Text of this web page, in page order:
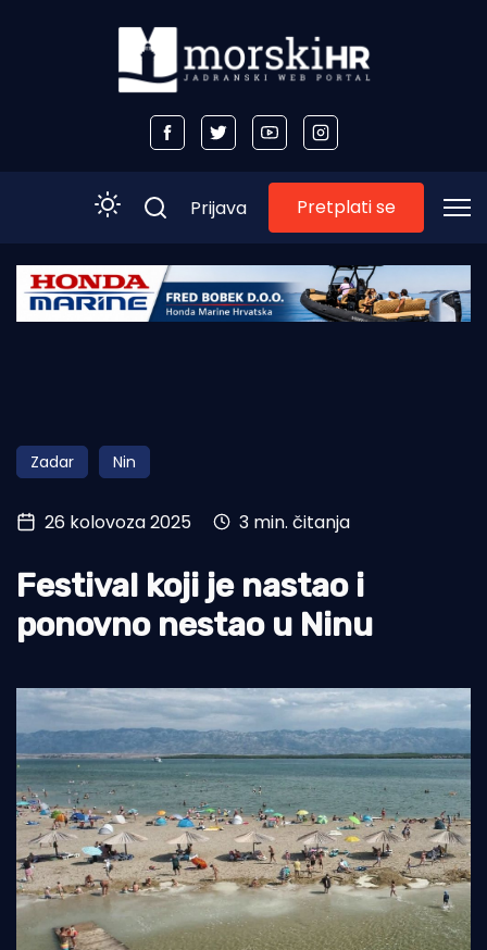
Početna
Obala
Otoci
Turizam i nautika
Pomorstvo
Ribolov
Tradicija i kultura
Prijava Pretplati se
Zadar Nin
26 kolovoza 2025 3 min. čitanja
Festival koji je nastao i
ponovno nestao u Ninu